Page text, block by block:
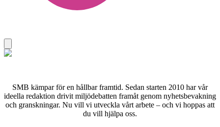
SMB kämpar för en hållbar framtid. Sedan starten 2010 har vår
ideella redaktion drivit miljödebatten framåt genom nyhetsbevakning
och granskningar. Nu vill vi utveckla vårt arbete – och vi hoppas att
du vill hjälpa oss.